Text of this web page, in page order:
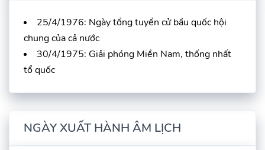
25/4/1976: Ngày tổng tuyển cử bầu quốc hội
chung của cả nước
30/4/1975: Giải phóng Miền Nam, thống nhất
tổ quốc
NGÀY XUẤT HÀNH ÂM LỊCH